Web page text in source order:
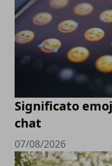
Significato
chat
07/08/2026